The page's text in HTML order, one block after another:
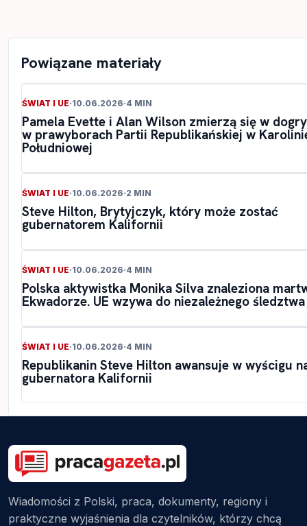
Powiązane materiały
ŚWIAT I UE·10.06.2026·4 MIN
Pamela Evette i Alan Wilson zmierzą się w
w prawyborach Partii Republikańskiej w
Południowej
ŚWIAT I UE·10.06.2026·2 MIN
Steve Hilton, Brytyjczyk, który może zostać
gubernatorem Kalifornii
ŚWIAT I UE·10.06.2026·4 MIN
Polska aktywistka Monika Silva znaleziona
Ekwadorze. UE wzywa do niezależnego śledztwa
ŚWIAT I UE·10.06.2026·4 MIN
Republikanin Steve Hilton awansuje w wyścigu
gubernatora Kalifornii
Wiadomości z Polski, praca, dokumenty, regiony i
praktyczne wyjaśnienia dla czytelników, którzy chcą